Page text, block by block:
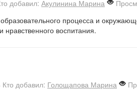
добавил: Акулинина Марина
процесса и
нравственного воспитания.
Кто добавил: Голощапова Марина